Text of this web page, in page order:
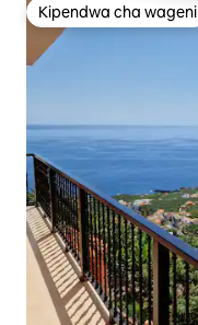
Kipendwa cha wageni
Kipendwa cha wageni